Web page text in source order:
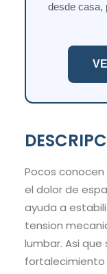
desde casa,
Pocos
el dolor de
ayuda a
tension
lumbar. Asi que
fortalecimiento